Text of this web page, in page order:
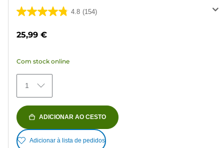
4.8 (154)
4.8
154
análises
25,99 €
Com stock online
1
ADICIONAR AO CESTO
Adicionar à lista de pedidos